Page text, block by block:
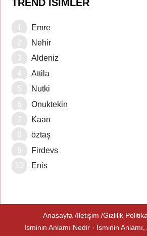
TREND İSIMLER
Emre
Nehir
Aldeniz
Attila
Nutki
Onuktekin
Kaan
öztaş
Firdevs
Enis
Anasayfa İletişim Gizlilik
İsminin Anlamı Nedir · İsminin